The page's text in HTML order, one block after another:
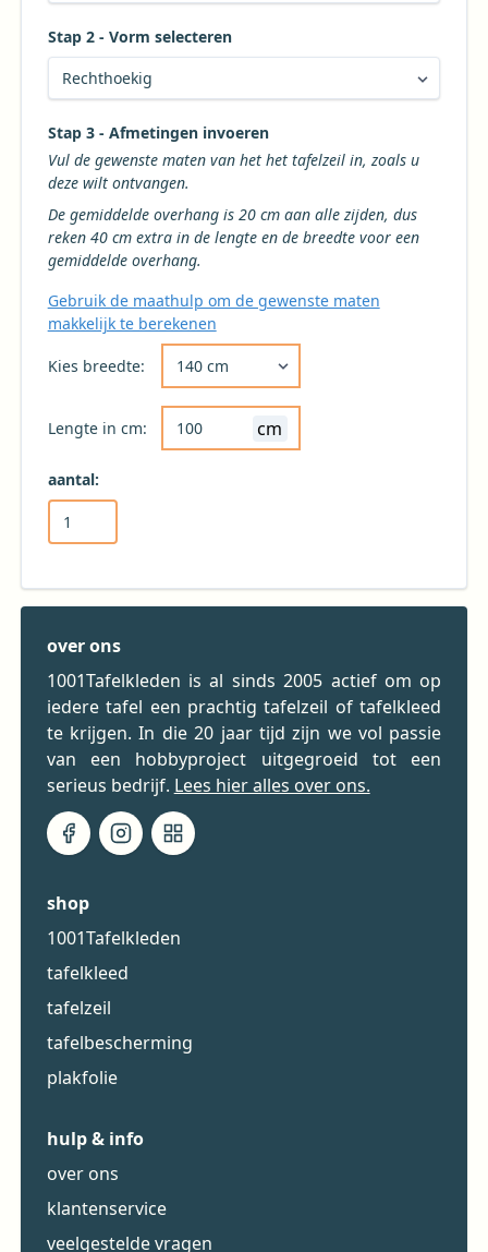
Stap 2 - Vorm selecteren
Kies de gewenste vorm voor uw tafelkleed
Stap 3 - Afmetingen invoeren
Vul de gewenste maten van het het tafelzeil in, zoals u
deze wilt ontvangen.
De gemiddelde overhang is 20 cm aan alle zijden, dus
reken 40 cm extra in de lengte en de breedte voor een
gemiddelde overhang.
Gebruik de maathulp om de gewenste maten
makkelijk te berekenen
Kies breedte:
Lengte in cm: cm
aantal:
over ons
1001Tafelkleden is al sinds 2005 actief om op
iedere tafel een prachtig tafelzeil of tafelkleed
te krijgen. In die 20 jaar tijd zijn we vol passie
van een hobbyproject uitgegroeid tot een
serieus bedrijf. Lees hier alles over ons.
shop
1001Tafelkleden
tafelkleed
tafelzeil
tafelbescherming
plakfolie
hulp & info
over ons
klantenservice
veelgestelde vragen